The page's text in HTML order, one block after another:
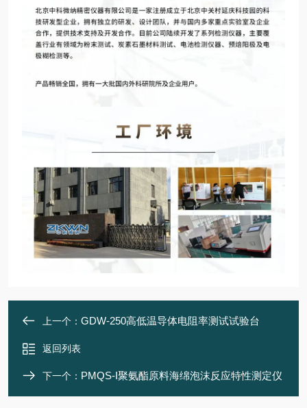
上一个： GDW-250高低温导体电阻率测试试验台
返回列表
下一个： PMQS-I聚氨酯原料海绵泡沫反应特性测定仪